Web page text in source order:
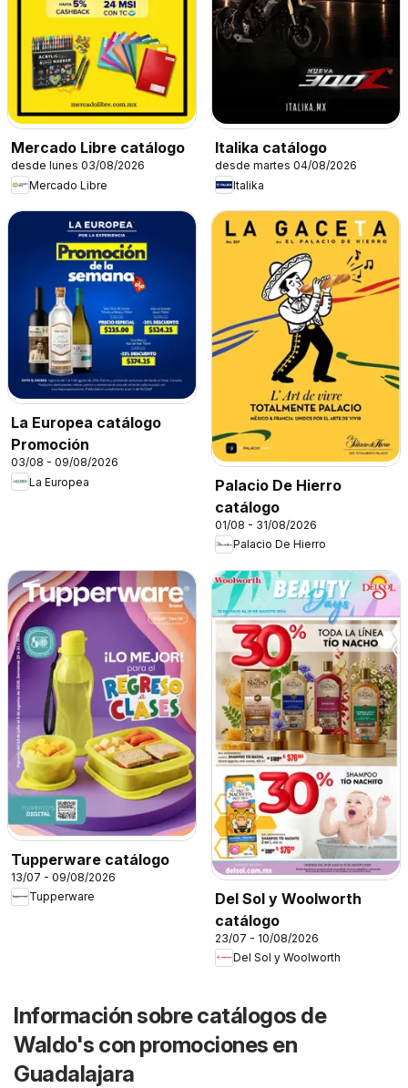
Mercado Libre catálogo
desde lunes 03/08/2026
Mercado Libre
Italika catálogo
desde martes 04/08/2026
Italika
La Europea catálogo
Promoción
03/08 - 09/08/2026
La Europea
Palacio De Hierro
catálogo
01/08 - 31/08/2026
Palacio De Hierro
Tupperware catálogo
13/07 - 09/08/2026
Tupperware
Del Sol y Woolworth
catálogo
23/07 - 10/08/2026
Del Sol y Woolworth
Información sobre catálogos de
Waldo's con promociones en
Guadalajara